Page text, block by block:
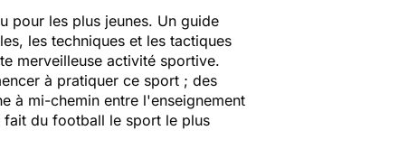
pour les plus jeunes. Un guide
les techniques et les tactiques
merveilleuse activité sportive.
à pratiquer ce sport ; des
à mi-chemin entre l'enseignement
fait du football le sport le plus